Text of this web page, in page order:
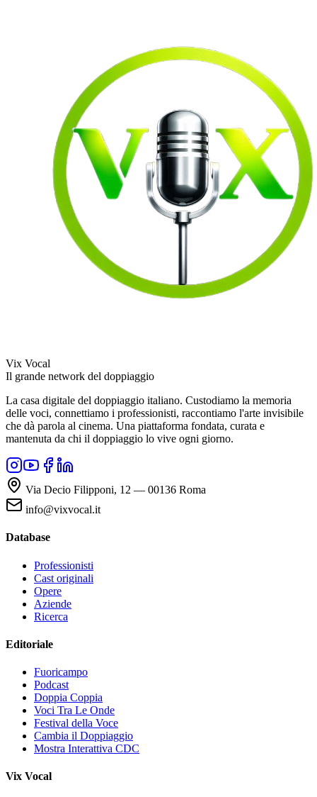
Vix Vocal
Il grande network del doppiaggio
La casa digitale del doppiaggio italiano. Custodiamo la memoria
delle voci, connettiamo i professionisti, raccontiamo l'arte invisibile
che dà parola al cinema. Una piattaforma fondata, curata e
mantenuta da chi il doppiaggio lo vive ogni giorno.
Via Decio Filipponi, 12 — 00136 Roma
info@vixvocal.it
Database
Professionisti
Cast originali
Opere
Aziende
Ricerca
Editoriale
Fuoricampo
Podcast
Doppia Coppia
Voci Tra Le Onde
Festival della Voce
Cambia il Doppiaggio
Mostra Interattiva CDC
Vix Vocal